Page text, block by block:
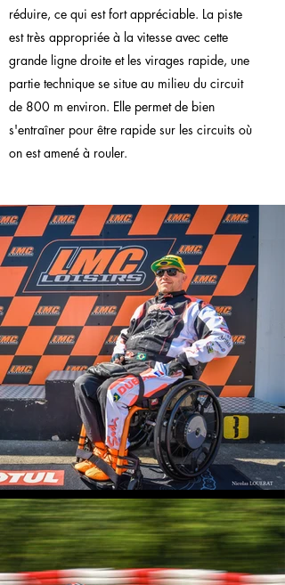
réduire, ce qui est fort appréciable. La piste
est très appropriée à la vitesse avec cette
grande ligne droite et les virages rapide, une
partie technique se situe au milieu du circuit
de 800 m environ. Elle permet de bien
s'entraîner pour être rapide sur les circuits où
on est amené à rouler.